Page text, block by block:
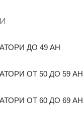
ДО 49 AH
ОТ 50 ДО 59 AH
ОТ 60 ДО 69 AH